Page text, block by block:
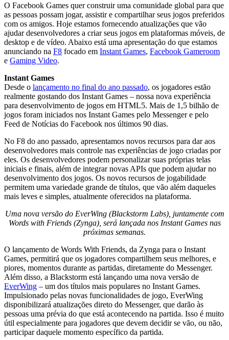
O Facebook Games quer construir uma comunidade global para que
as pessoas possam jogar, assistir e compartilhar seus jogos preferidos
com os amigos. Hoje estamos fornecendo atualizações que vão
ajudar desenvolvedores a criar seus jogos em plataformas móveis, de
desktop e de vídeo. Abaixo está uma apresentação do que estamos
anunciando na F8 focado em Instant Games, Facebook Gameroom
e Gaming Video.
Instant Games
Desde o lançamento no final do ano passado, os jogadores estão
realmente gostando dos Instant Games – nossa nova experiência
para desenvolvimento de jogos em HTML5. Mais de 1,5 bilhão de
jogos foram iniciados nos Instant Games pelo Messenger e pelo
Feed de Notícias do Facebook nos últimos 90 dias.
No F8 do ano passado, apresentamos novos recursos para dar aos
desenvolvedores mais controle nas experiências de jogo criadas por
eles. Os desenvolvedores podem personalizar suas próprias telas
iniciais e finais, além de integrar novas APIs que podem ajudar no
desenvolvimento dos jogos. Os novos recursos de jogabilidade
permitem uma variedade grande de títulos, que vão além daqueles
mais leves e simples, atualmente oferecidos na plataforma.
Uma nova versão do EverWing (Blackstorm Labs), juntamente com
Words with Friends (Zynga), será lançada nos Instant Games nas
próximas semanas.
O lançamento de Words With Friends, da Zynga para o Instant
Games, permitirá que os jogadores compartilhem seus melhores, e
piores, momentos durante as partidas, diretamente do Messenger.
Além disso, a Blackstorm está lançando uma nova versão de
EverWing – um dos títulos mais populares no Instant Games.
Impulsionado pelas novas funcionalidades de jogo, EverWing
disponibilizará atualizações direto do Messenger, que darão às
pessoas uma prévia do que está acontecendo na partida. Isso é muito
útil especialmente para jogadores que devem decidir se vão, ou não,
participar daquele momento específico da partida.